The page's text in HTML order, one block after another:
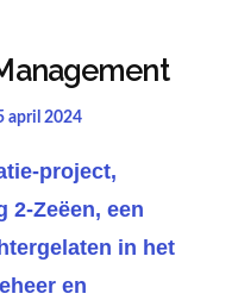
april 2024
project,
2-Zeëen, een
in het
en